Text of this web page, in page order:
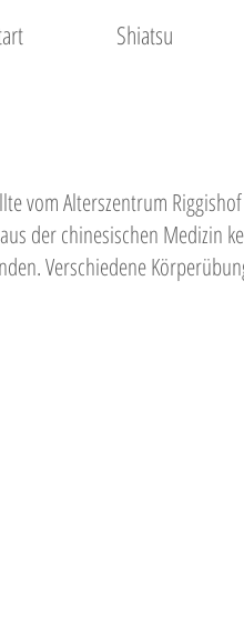
Shiatsu
vom Alterszentrum
der chinesischen Medizin
Verschiedene